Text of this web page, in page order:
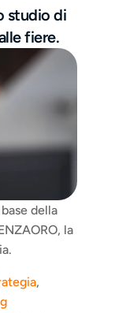
studio di
fiere.
della
la